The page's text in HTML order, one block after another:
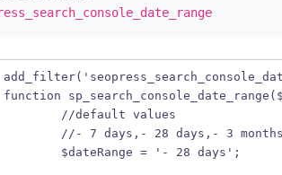
function
	//default values
//- 7 days,- 28 days,- 3
	$dateRange = '- 28 days';